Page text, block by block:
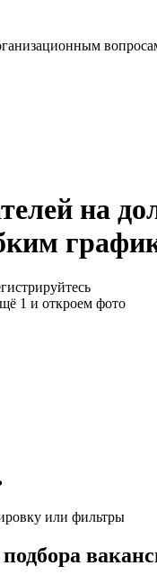
на
1 и откроем фото
или фильтры